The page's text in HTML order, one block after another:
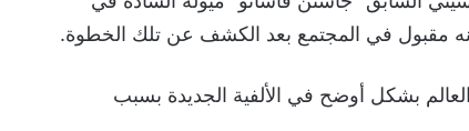
بشكل أوضح في الألفية الجديدة بسبب